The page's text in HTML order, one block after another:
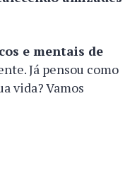
e mentais de
Já pensou como
vida? Vamos